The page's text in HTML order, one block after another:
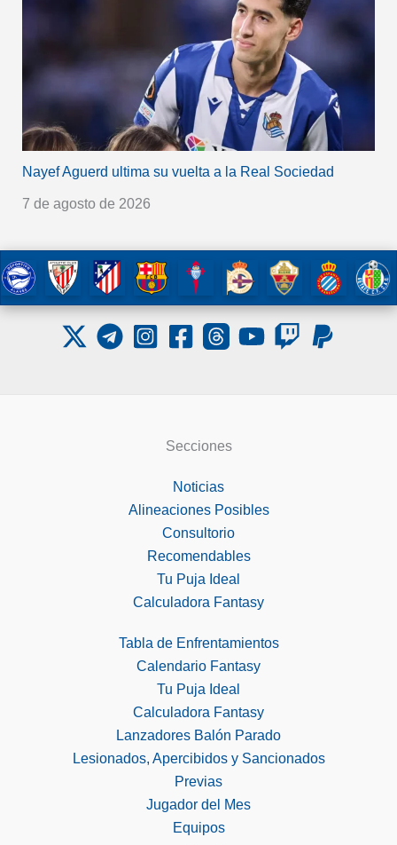
Nayef Aguerd ultima su vuelta a la Real Sociedad
7 de agosto de 2026
Secciones
Noticias
Alineaciones Posibles
Consultorio
Recomendables
Tu Puja Ideal
Calculadora Fantasy
Tabla de Enfrentamientos
Calendario Fantasy
Tu Puja Ideal
Calculadora Fantasy
Lanzadores Balón Parado
Lesionados, Apercibidos y Sancionados
Previas
Jugador del Mes
Equipos